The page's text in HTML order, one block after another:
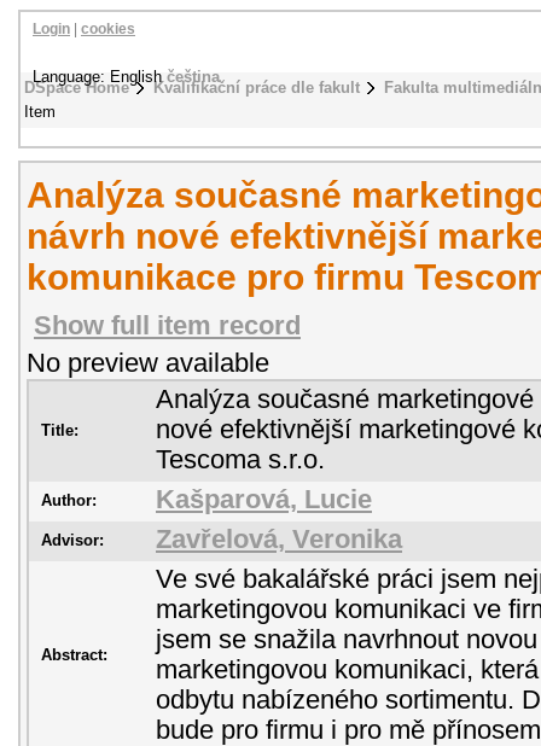
DSpace Home Kvalifikační práce dle fakult
Fakulta
Item
Login cookies
Language: Englishčeština
Analýza současné
návrh nové efektivnější
komunikace pro firmu
Show full item record
No preview available
Title:
Analýza současné
nové efektivnější marketingové
Tescoma s.r.o.
Author: Kašparová, Lucie
Advisor: Zavřelová, Veronika
Abstract:
Ve své bakalářské práci jsem
marketingovou komunikaci ve
jsem se snažila navrhnout
marketingovou komunikaci,
odbytu nabízeného sortimentu.
bude pro firmu i pro mě